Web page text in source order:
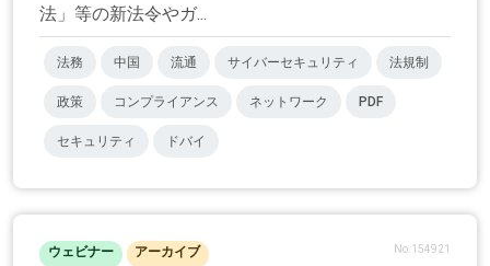
法」等の新法令やガ...
法務 中国 流通 サイバーセキュリティ 法規制
政策 コンプライアンス ネットワーク PDF
セキュリティ ドバイ
ウェビナー アーカイブ No.154921